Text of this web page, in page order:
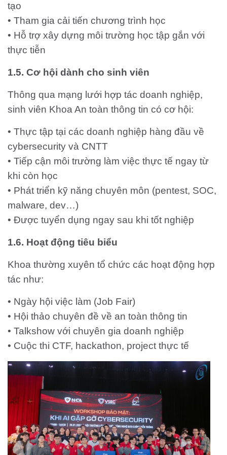
tạo
• Tham gia cải tiến chương trình học
• Hỗ trợ xây dựng môi trường học tập gắn với
thực tiễn
1.5. Cơ hội dành cho sinh viên
Thông qua mạng lưới hợp tác doanh nghiệp,
sinh viên Khoa An toàn thông tin có cơ hội:
• Thực tập tại các doanh nghiệp hàng đầu về
cybersecurity và CNTT
• Tiếp cận môi trường làm việc thực tế ngay từ
khi còn học
• Phát triển kỹ năng chuyên môn (pentest, SOC,
malware, dev…)
• Được tuyển dụng ngay sau khi tốt nghiệp
1.6. Hoạt động tiêu biểu
Khoa thường xuyên tổ chức các hoạt động hợp
tác như:
• Ngày hội việc làm (Job Fair)
• Hội thảo chuyên đề về an toàn thông tin
• Talkshow với chuyên gia doanh nghiệp
• Cuộc thi CTF, hackathon, project thực tế